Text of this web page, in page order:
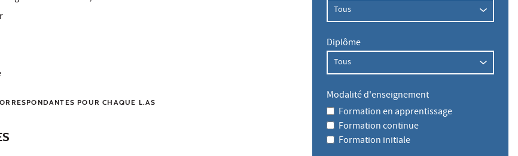
POUR CHAQUE L.AS
Diplôme
Modalité d'enseignement
Formation en apprentissage
Formation continue
Formation initiale